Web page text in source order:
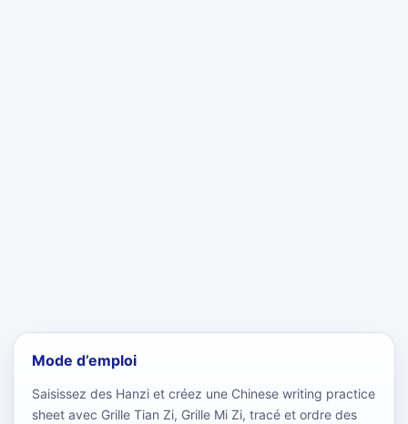
Mode d’emploi
Saisissez des Hanzi et créez une Chinese writing practice
sheet avec Grille Tian Zi, Grille Mi Zi, tracé et ordre des